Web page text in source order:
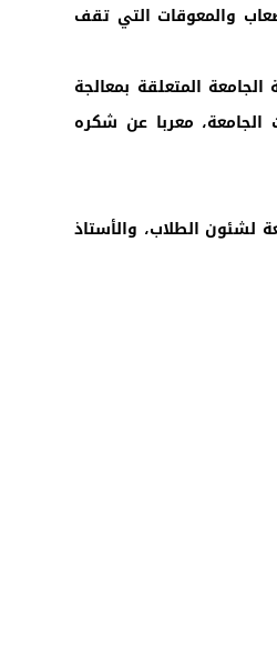
والمعوقات التي تقف
المتعلقة بمعالجة
الجامعة، معربا عن شكره
لشئون الطلاب، والأستاذ